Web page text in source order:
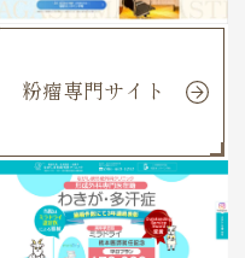
粉瘤専門サイト